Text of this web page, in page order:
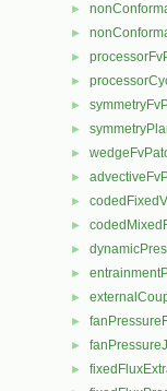
►
►
►
►
►
►
►
►
►
►
►
►
►
►
►
►